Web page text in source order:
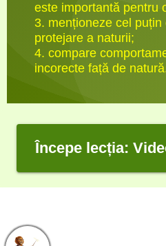
este importantă pentru
3. menționeze cel
protejare a naturii;
4. compare
incorecte față de
Începe lecția: